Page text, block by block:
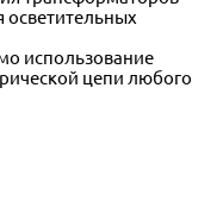
использование
цепи любого